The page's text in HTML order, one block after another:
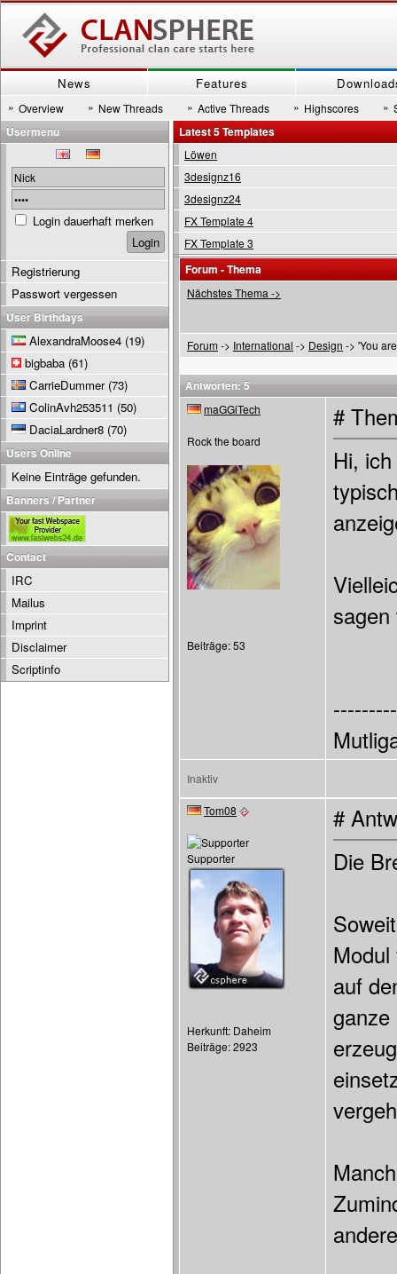
News Features
» Overview » New Threads » Active Threads » Highscores »
Latest 5 Templates
Löwen
3designz16
3designz24
FX Template 4
FX Template 3
Forum - Thema
Nächstes Thema ->
Forum-> International -> Design -> 'You
Antworten: 5
maGGiTech
Rock the board
Beiträge: 53
#
Hi,
Inaktiv
Tom08
Supporter
Herkunft: Daheim
Beiträge: 2923
#
Die
auf
ganze
Usermenu
Login dauerhaft merken
Registrierung
Passwort vergessen
User Birthdays
AlexandraMoose4 (19)
bigbaba (61)
CarrieDummer(73)
ColinAvh253511 (50)
DaciaLardner8 (70)
Users Online
Keine Einträge gefunden.
Banners / Partner
Contact
IRC
Mailus
Imprint
Disclaimer
Scriptinfo